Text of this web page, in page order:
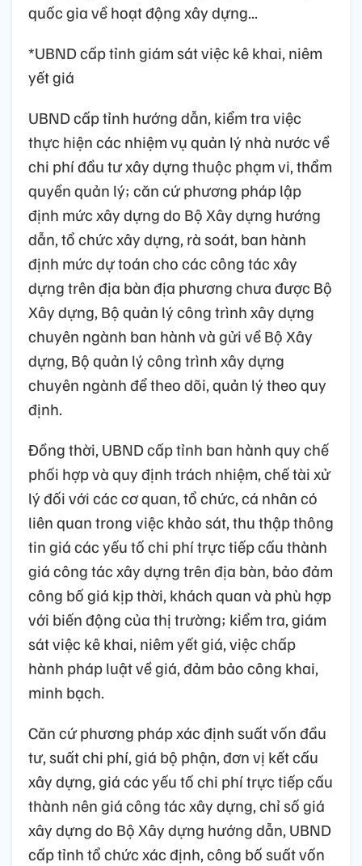
quốc gia về hoạt động xây dựng...
*UBND cấp tỉnh giám sát việc kê khai, niêm
yết giá
UBND cấp tỉnh hướng dẫn, kiểm tra việc
thực hiện các nhiệm vụ quản lý nhà nước về
chi phí đầu tư xây dựng thuộc phạm vi, thẩm
quyền quản lý; căn cứ phương pháp lập
định mức xây dựng do Bộ Xây dựng hướng
dẫn, tổ chức xây dựng, rà soát, ban hành
định mức dự toán cho các công tác xây
dựng trên địa bàn địa phương chưa được Bộ
Xây dựng, Bộ quản lý công trình xây dựng
chuyên ngành ban hành và gửi về Bộ Xây
dựng, Bộ quản lý công trình xây dựng
chuyên ngành để theo dõi, quản lý theo quy
định.
Đồng thời, UBND cấp tỉnh ban hành quy chế
phối hợp và quy định trách nhiệm, chế tài xử
lý đối với các cơ quan, tổ chức, cá nhân có
liên quan trong việc khảo sát, thu thập thông
tin giá các yếu tố chi phí trực tiếp cấu thành
giá công tác xây dựng trên địa bàn, bảo đảm
công bố giá kịp thời, khách quan và phù hợp
với biến động của thị trường; kiểm tra, giám
sát việc kê khai, niêm yết giá, việc chấp
hành pháp luật về giá, đảm bảo công khai,
minh bạch.
Căn cứ phương pháp xác định suất vốn đầu
tư, suất chi phí, giá bộ phận, đơn vị kết cấu
xây dựng, giá các yếu tố chi phí trực tiếp cấu
thành nên giá công tác xây dựng, chỉ số giá
xây dựng do Bộ Xây dựng hướng dẫn, UBND
cấp tỉnh tổ chức xác định, công bố suất vốn